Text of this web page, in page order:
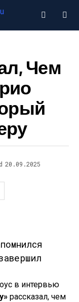
Чем
20.09.2025
в интервью
рассказал, чем